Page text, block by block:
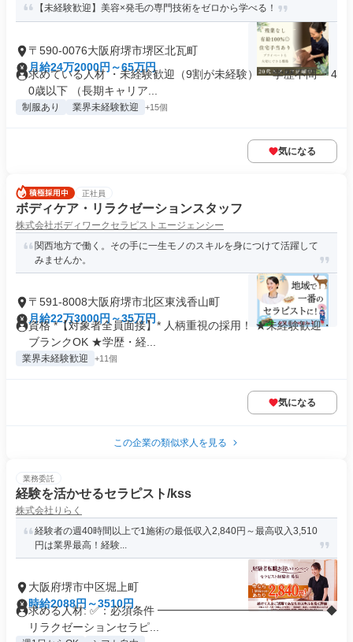
【未経験歓迎】美容×発毛の専門技術をゼロから学べる！
〒590-0076大阪府堺市堺区北瓦町
月給24万2000円～65万円
求めている人材 ・未経験歓迎（9割が未経験） ・学歴不問 ・4
0歳以下 （長期キャリア...
制服あり 業界未経験歓迎 +15個
気になる
正社員
ボディケア・リラクゼーションスタッフ
株式会社ボディワークセラピストエージェンシー
関西地方で働く。その手に一生モノのスキルを身につけて活躍して
みませんか。
〒591-8008大阪府堺市北区東浅香山町
月給22万3000円～35万円
資格 *【対象者全員面接】* 人柄重視の採用！ ★未経験歓迎・
ブランクOK ★学歴・経...
業界未経験歓迎 +11個
気になる
この企業の類似求人を見る
業務委託
経験を活かせるセラピスト/kss
株式会社りらく
経験者の週40時間以上で1施術の最低収入2,840円～最高収入3,510
円は業界最高！経験...
大阪府堺市中区堀上町
時給2088円～3510円
求める人材: ✅：必須条件 ━━━━━━━━━━━━━━━ ◆
リラクゼーションセラピ...